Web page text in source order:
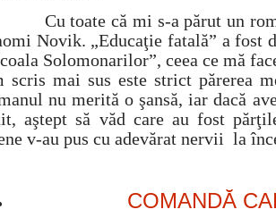
toate că mi s-a părut un
Novik. „Educaţie fatală” a fost
Solomonarilor”, ceea ce mă
scris mai sus este strict părerea
nu merită o şansă, iar dacă
aştept să văd care au fost
v-au pus cu adevărat nervii la
COMANDĂ